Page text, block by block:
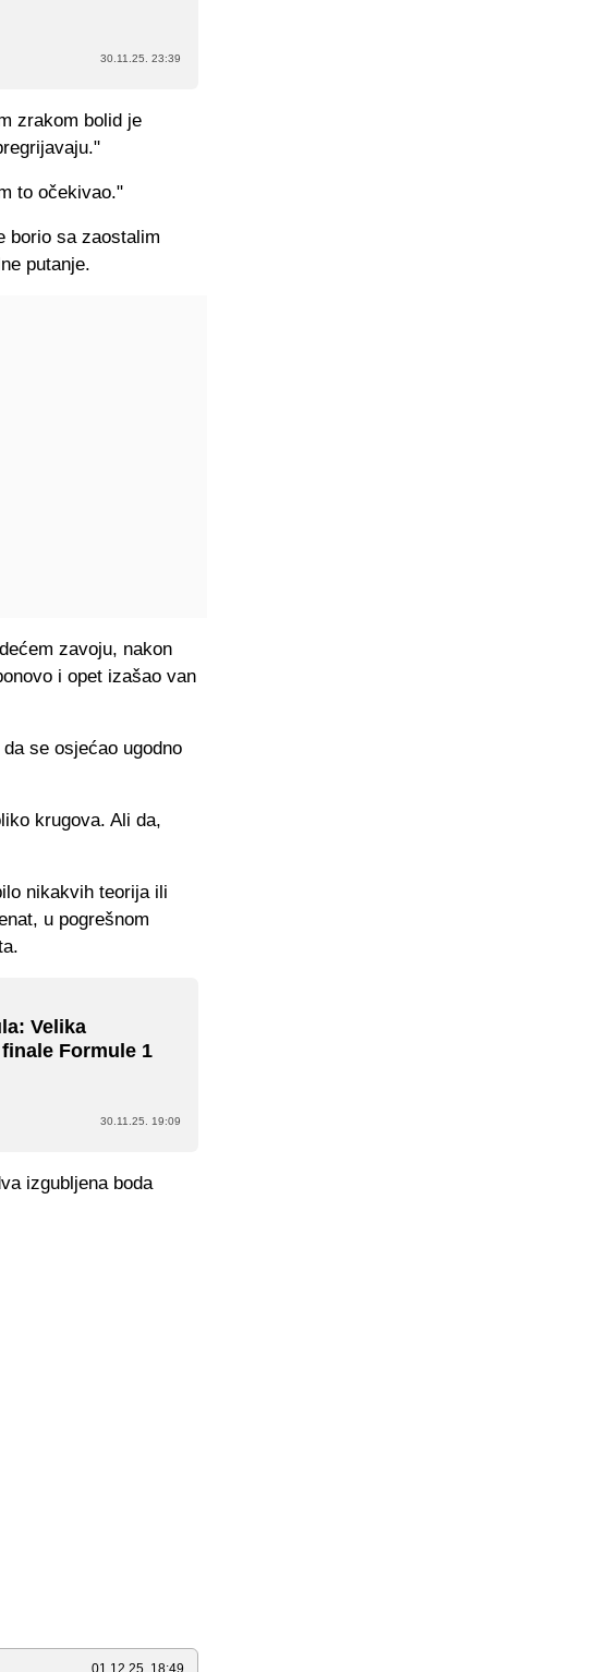
30.11.25. 23:39
zrakom bolid je
to očekivao."
borio sa zaostalim
putanje.
zavoju, nakon
i opet izašao van
se osjećao ugodno
krugova. Ali da,
nikakvih teorija ili
u pogrešnom
Velika
Formule 1
30.11.25. 19:09
izgubljena boda
01.12.25. 18:49